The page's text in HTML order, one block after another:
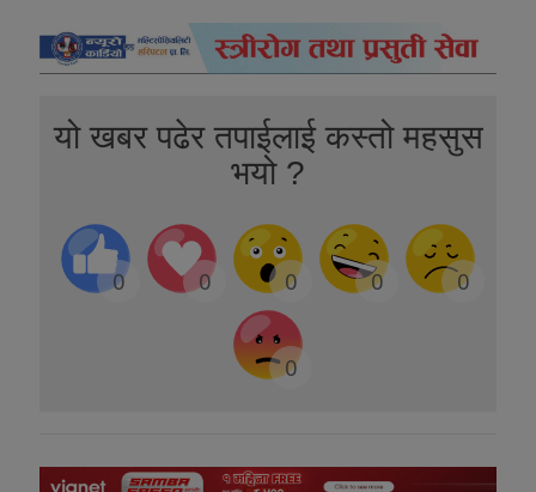
यो खबर पढेर तपाईलाई कस्तो महसुस
भयो ?
0 0 0 0 0
0